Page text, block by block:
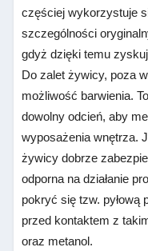
częściej wykorzystuje
szczególności
gdyż dzięki temu
Do zalet żywicy, poza
możliwość barwienia.
dowolny odcień, aby
wyposażenia wnętrza.
żywicy dobrze
odporna na działanie
pokryć się tzw. pyłową
przed kontaktem z
oraz metanol.